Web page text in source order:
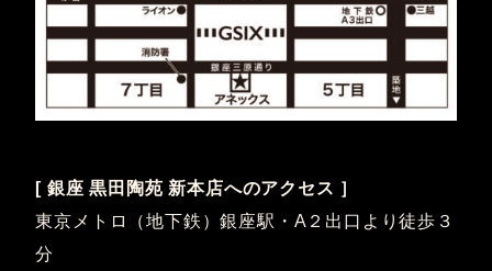
[ 銀座 黒田陶苑 新本店へのアクセス ］
東京メトロ（地下鉄）銀座駅・A２出口より徒歩３
分